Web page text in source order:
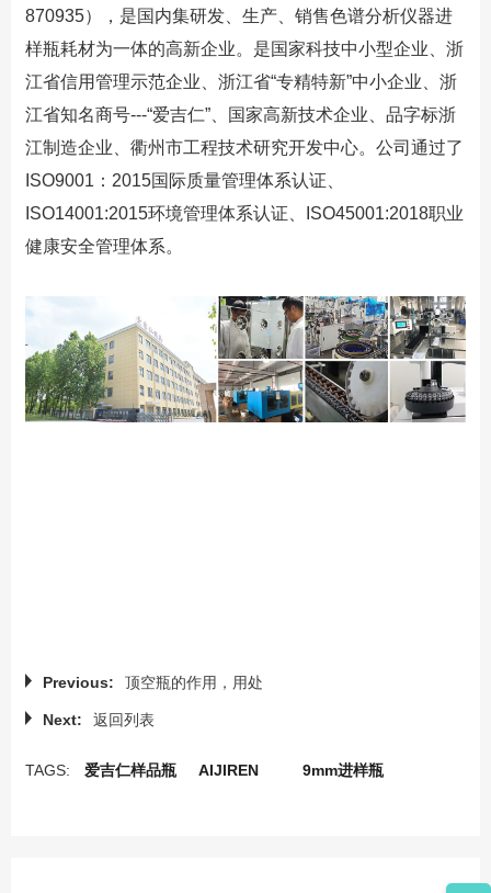
870935），是国内集研发、生产、销售色谱分析仪器进
样瓶耗材为一体的高新企业。是国家科技中小型企业、浙
江省信用管理示范企业、浙江省“专精特新”中小企业、浙
江省知名商号---“爱吉仁”、国家高新技术企业、品字标浙
江制造企业、衢州市工程技术研究开发中心。公司通过了
ISO9001：2015国际质量管理体系认证、
ISO14001:2015环境管理体系认证、ISO45001:2018职业
健康安全管理体系。
Previous: 顶空瓶的作用，用处
Next: 返回列表
TAGS: 爱吉仁样品瓶 AIJIREN 9mm进样瓶